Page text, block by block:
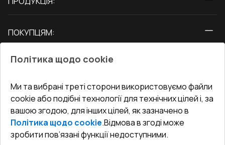
Двері
ПОКУПЦЯМ:
Блог
Адреса гіпермаркета
Як правильно заміряти вікна
СЕРВІС ТА ОБЛУГОВУВАННЯ:
Доставка і Оплата
Гарантія та Сервіс
Повернення товару
Договір публічної оферти
КОНТАКТИ
Офіс:Україна, м. Вінниця, вул. Келецька 60 кв. 61
undefined(undefined)
Політика щодо cookie
Ми та вибрані треті сторони використовуємо файли
cookie або подібні технології для технічних цілей і, за
вашою згодою, для інших цілей, як зазначено в
Політика щодо cookie.Відмова в згоді може
зробити пов’язані функції недоступними.